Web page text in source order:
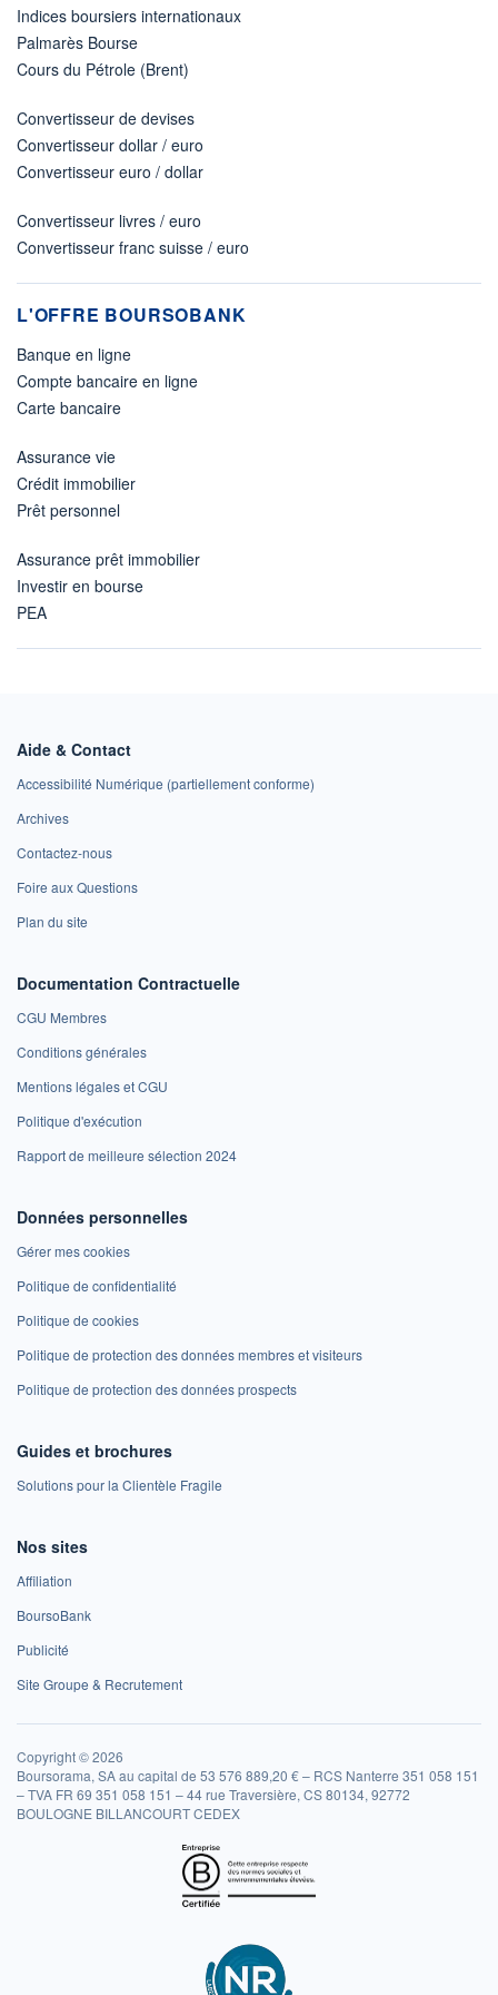
Indices boursiers internationaux
Palmarès Bourse
Cours du Pétrole (Brent)
Convertisseur de devises
Convertisseur dollar / euro
Convertisseur euro / dollar
Convertisseur livres / euro
Convertisseur franc suisse / euro
L'OFFRE BOURSOBANK
Banque en ligne
Compte bancaire en ligne
Carte bancaire
Assurance vie
Crédit immobilier
Prêt personnel
Assurance prêt immobilier
Investir en bourse
PEA
Aide & Contact
Accessibilité Numérique (partiellement conforme)
Archives
Contactez-nous
Foire aux Questions
Plan du site
Documentation Contractuelle
CGU Membres
Conditions générales
Mentions légales et CGU
Politique d'exécution
Rapport de meilleure sélection 2024
Données personnelles
Gérer mes cookies
Politique de confidentialité
Politique de cookies
Politique de protection des données membres et visiteurs
Politique de protection des données prospects
Guides et brochures
Solutions pour la Clientèle Fragile
Nos sites
Affiliation
BoursoBank
Publicité
Site Groupe & Recrutement
Copyright © 2026
Boursorama, SA au capital de 53 576 889,20 € – RCS Nanterre 351 058 151
– TVA FR 69 351 058 151 – 44 rue Traversière, CS 80134, 92772
BOULOGNE BILLANCOURT CEDEX